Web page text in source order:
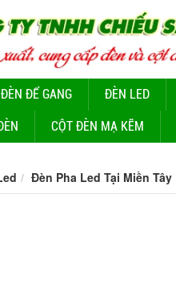
ĐỂ GANG ĐÈN LED
CỘT ĐÈN MẠ KẼM
Đèn Pha Led Tại Miền Tây